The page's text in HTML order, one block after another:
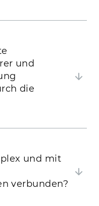
und
die
und mit
verbunden?